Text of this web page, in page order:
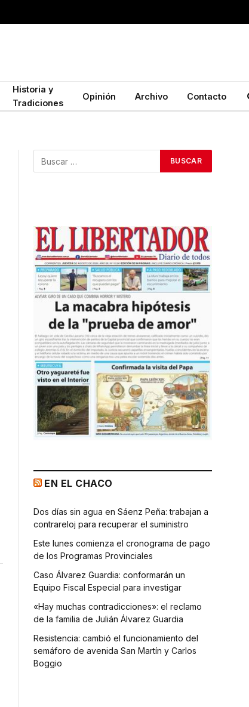
Historia y
Tradiciones
Opinión Archivo Contacto
EN EL CHACO
Dos días sin agua en Sáenz Peña: trabajan a
contrareloj para recuperar el suministro
Este lunes comienza el cronograma de pago
de los Programas Provinciales
Caso Álvarez Guardia: conformarán un
Equipo Fiscal Especial para investigar
«Hay muchas contradicciones»: el reclamo
de la familia de Julián Álvarez Guardia
Resistencia: cambió el funcionamiento del
semáforo de avenida San Martín y Carlos
Boggio